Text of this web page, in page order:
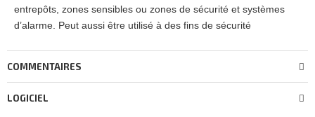
entrepôts, zones sensibles ou zones de sécurité et systèmes
d’alarme. Peut aussi être utilisé à des fins de sécurité
COMMENTAIRES
LOGICIEL